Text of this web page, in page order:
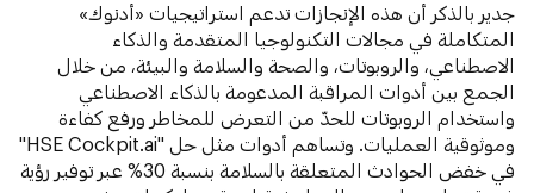
جدير بالذكر أن هذه الإنجازات تدعم استراتيجيات «أدنوك»
المتكاملة في مجالات التكنولوجيا المتقدمة والذكاء
الاصطناعي، والروبوتات، والصحة والسلامة والبيئة، من خلال
الجمع بين أدوات المراقبة المدعومة بالذكاء الاصطناعي
واستخدام الروبوتات للحدّ من التعرض للمخاطر ورفع كفاءة
وموثوقية العمليات. وتساهم أدوات مثل حل "HSE Cockpit.ai"
في خفض الحوادث المتعلقة بالسلامة بنسبة 30% عبر توفير رؤية